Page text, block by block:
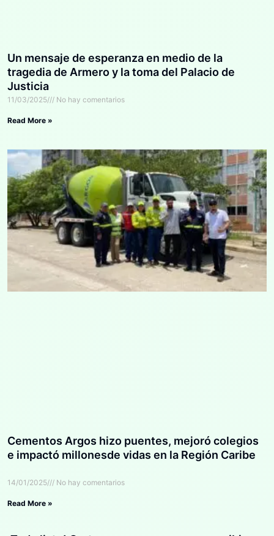
Un mensaje de esperanza en medio de la
tragedia de Armero y la toma del Palacio de
Justicia
11/03/2025 No hay comentarios
Read More »
Cementos Argos hizo puentes, mejoró colegios
e impactó millonesde vidas en la Región Caribe
14/01/2025 No hay comentarios
Read More »